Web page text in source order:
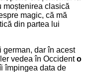
moștenirea clasică
magic, că mă
din partea lui
german, dar în acest
vedea în Occidento
împingea data de